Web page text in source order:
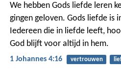
We hebben Gods liefde leren
gingen geloven. Gods liefde is
Iedereen die in liefde leeft,
God blijft voor altijd in hem.
1 Johannes 4:16 vertrouwen